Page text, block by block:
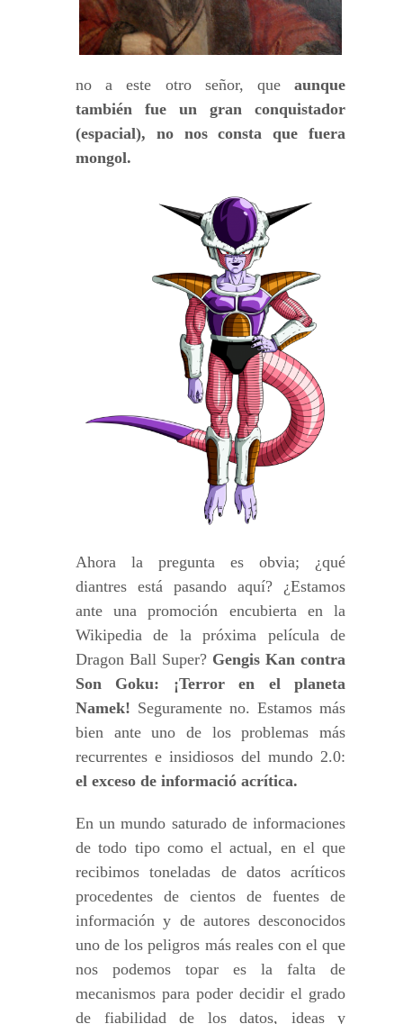
no a este otro señor, que aunque
también fue un gran conquistador
(espacial), no nos consta que fuera
mongol.
Ahora la pregunta es obvia; ¿qué
diantres está pasando aquí? ¿Estamos
ante una promoción encubierta en la
Wikipedia de la próxima película de
Dragon Ball Super? Gengis Kan contra
Son Goku: ¡Terror en el planeta
Namek! Seguramente no. Estamos más
bien ante uno de los problemas más
recurrentes e insidiosos del mundo 2.0:
el exceso de informació acrítica.
En un mundo saturado de informaciones
de todo tipo como el actual, en el que
recibimos toneladas de datos acríticos
procedentes de cientos de fuentes de
información y de autores desconocidos
uno de los peligros más reales con el que
nos podemos topar es la falta de
mecanismos para poder decidir el grado
de fiabilidad de los datos, ideas y